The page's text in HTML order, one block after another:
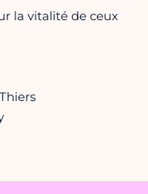
la vitalité de ceux